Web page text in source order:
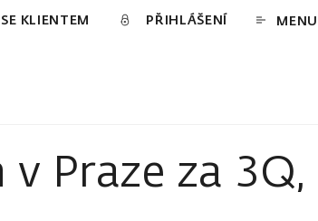
KLIENTEM PŘIHLÁŠENÍ MENU
Praze za 3Q,